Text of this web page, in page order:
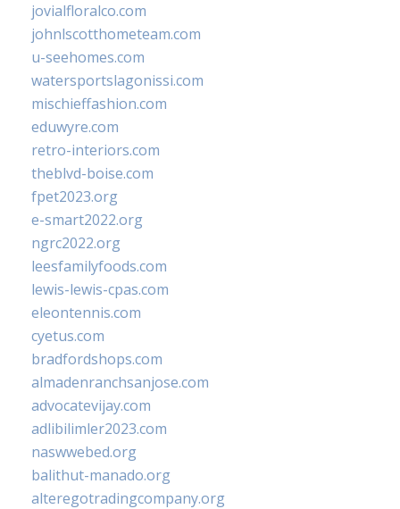
jovialfloralco.com
johnlscotthometeam.com
u-seehomes.com
watersportslagonissi.com
mischieffashion.com
eduwyre.com
retro-interiors.com
theblvd-boise.com
fpet2023.org
e-smart2022.org
ngrc2022.org
leesfamilyfoods.com
lewis-lewis-cpas.com
eleontennis.com
cyetus.com
bradfordshops.com
almadenranchsanjose.com
advocatevijay.com
adlibilimler2023.com
naswwebed.org
balithut-manado.org
alteregotradingcompany.org